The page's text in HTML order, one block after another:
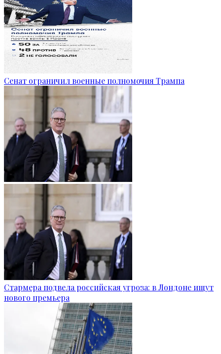
Сенат ограничил военные полномочия Трампа
Стармера подвела российская угроза: в Лондоне ищут
нового премьера